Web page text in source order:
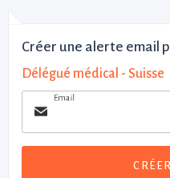
Créer une alerte email
Délégué médical - Suisse
Email